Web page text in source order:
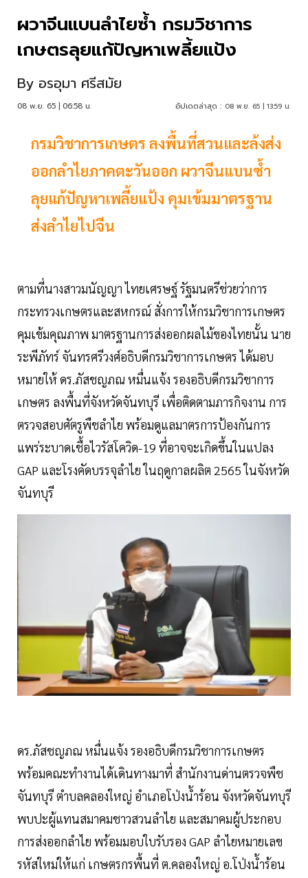
ผวาจีนแบนลำไยซ้ำ กรมวิชาการ
เกษตรลุยแก้ปัญหาเพลี้ยแป้ง
By อรอุมา ศรีสมัย
08 พ.ย. 65 | 06:58 น. อัปเดตล่าสุด : 08 พ.ย. 65 | 13:59 น.
กรมวิชาการเกษตร ลงพื้นที่สวนและล้งส่ง
ออกลำไยภาคตะวันออก ผวาจีนแบนซ้ำ
ลุยแก้ปัญหาเพลี้ยแป้ง คุมเข้มมาตรฐาน
ส่งลำไยไปจีน
ตามที่นางสาวมนัญญา ไทยเศรษฐ์ รัฐมนตรีช่วยว่าการ
กระทรวงเกษตรและสหกรณ์ สั่งการให้กรมวิชาการเกษตร
คุมเข้มคุณภาพ มาตรฐานการส่งออกผลไม้ของไทยนั้น นาย
ระพีภัทร์ จันทรศรีวงศ์อธิบดีกรมวิชาการเกษตร ได้มอบ
หมายให้ ดร.ภัสชญภณ หมื่นแจ้ง รองอธิบดีกรมวิชาการ
เกษตร ลงพื้นที่จังหวัดจันทบุรี เพื่อติดตามภารกิจงาน การ
ตรวจสอบศัตรูพืชลำไย พร้อมดูแลมาตรการป้องกันการ
แพร่ระบาดเชื้อไวรัสโควิด-19 ที่อาจจะเกิดขึ้นในแปลง
GAP และโรงคัดบรรจุลำไย ในฤดูกาลผลิต 2565 ในจังหวัด
จันทบุรี
ดร.ภัสชญภณ หมื่นแจ้ง รองอธิบดีกรมวิชาการเกษตร
พร้อมคณะทำงานได้เดินทางมาที่ สำนักงานด่านตรวจพืช
จันทบุรี ตำบลคลองใหญ่ อำเภอโป่งน้ำร้อน จังหวัดจันทบุรี
พบปะผู้แทนสมาคมชาวสวนลำไย และสมาคมผู้ประกอบ
การส่งออกลำไย พร้อมมอบใบรับรอง GAP ลำไยหมายเลข
รหัสใหม่ให้แก่ เกษตรกรพื้นที่ ต.คลองใหญ่ อ.โป่งน้ำร้อน